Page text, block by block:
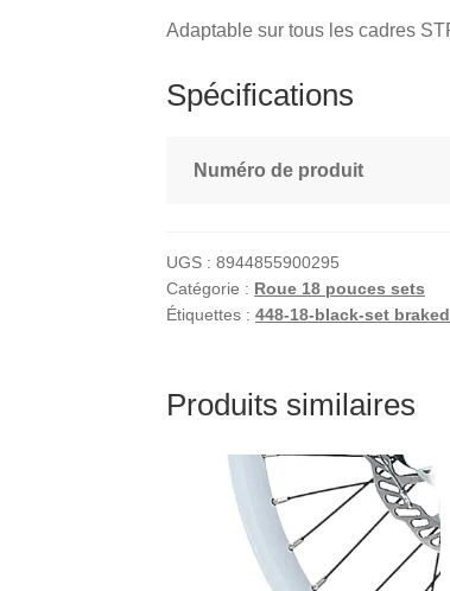
Adaptable sur tous les cadres
Spécifications
Numéro de produit
UGS :8944855900295
Catégorie : Roue 18 pouces sets
Étiquettes :448-18-black-set
Produits similaires